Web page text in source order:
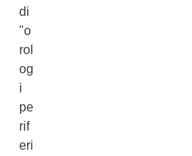
di
"o
rol
og
i
pe
rif
eri